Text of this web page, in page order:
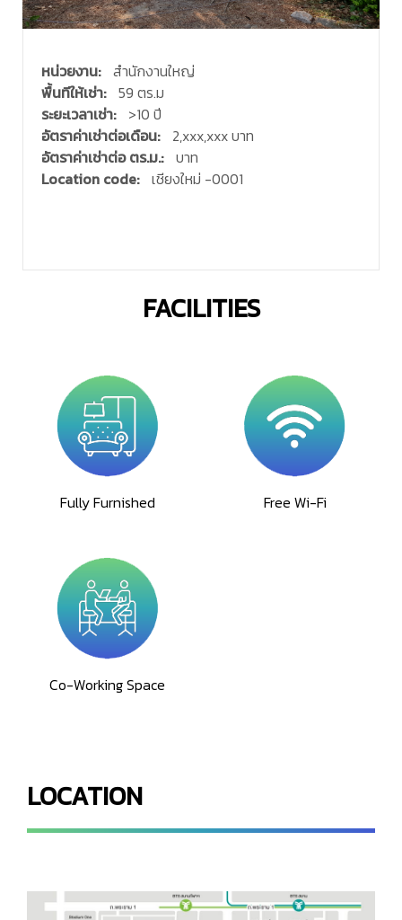
หน่วยงาน: สำนักงานใหญ่
พื้นทีให้เช่า: 59 ตร.ม
ระยะเวลาเช่า:
>10 ปี
อัตราค่าเช่าต่อเดือน:
2,xxx,xxx บาท
อัตราค่าเช่าต่อ ตร.ม.: บาท
Location code: เชียงใหม่ -0001
FACILITIES
Fully Furnished Free Wi-Fi
Co-Working Space
LOCATION